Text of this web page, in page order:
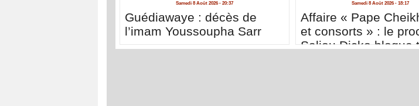
Samedi 8 Août 2026 - 20:37
Guédiawaye : décès de
l’imam Youssoupha Sarr
Samedi 8 Août 2026 - 18:17
Affaire « Pape
et consorts » : le
Saliou Dicko bloque